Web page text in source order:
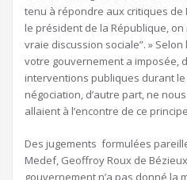
tenu à répondre aux critiques de
le président de la République, on
vraie discussion sociale”. »
votre gouvernement a imposée,
interventions publiques durant
négociation, d’autre part, ne
allaient à l’encontre de ce
Des jugements formulées
Medef, Geoffroy Roux de
gouvernement n’a pas donné la